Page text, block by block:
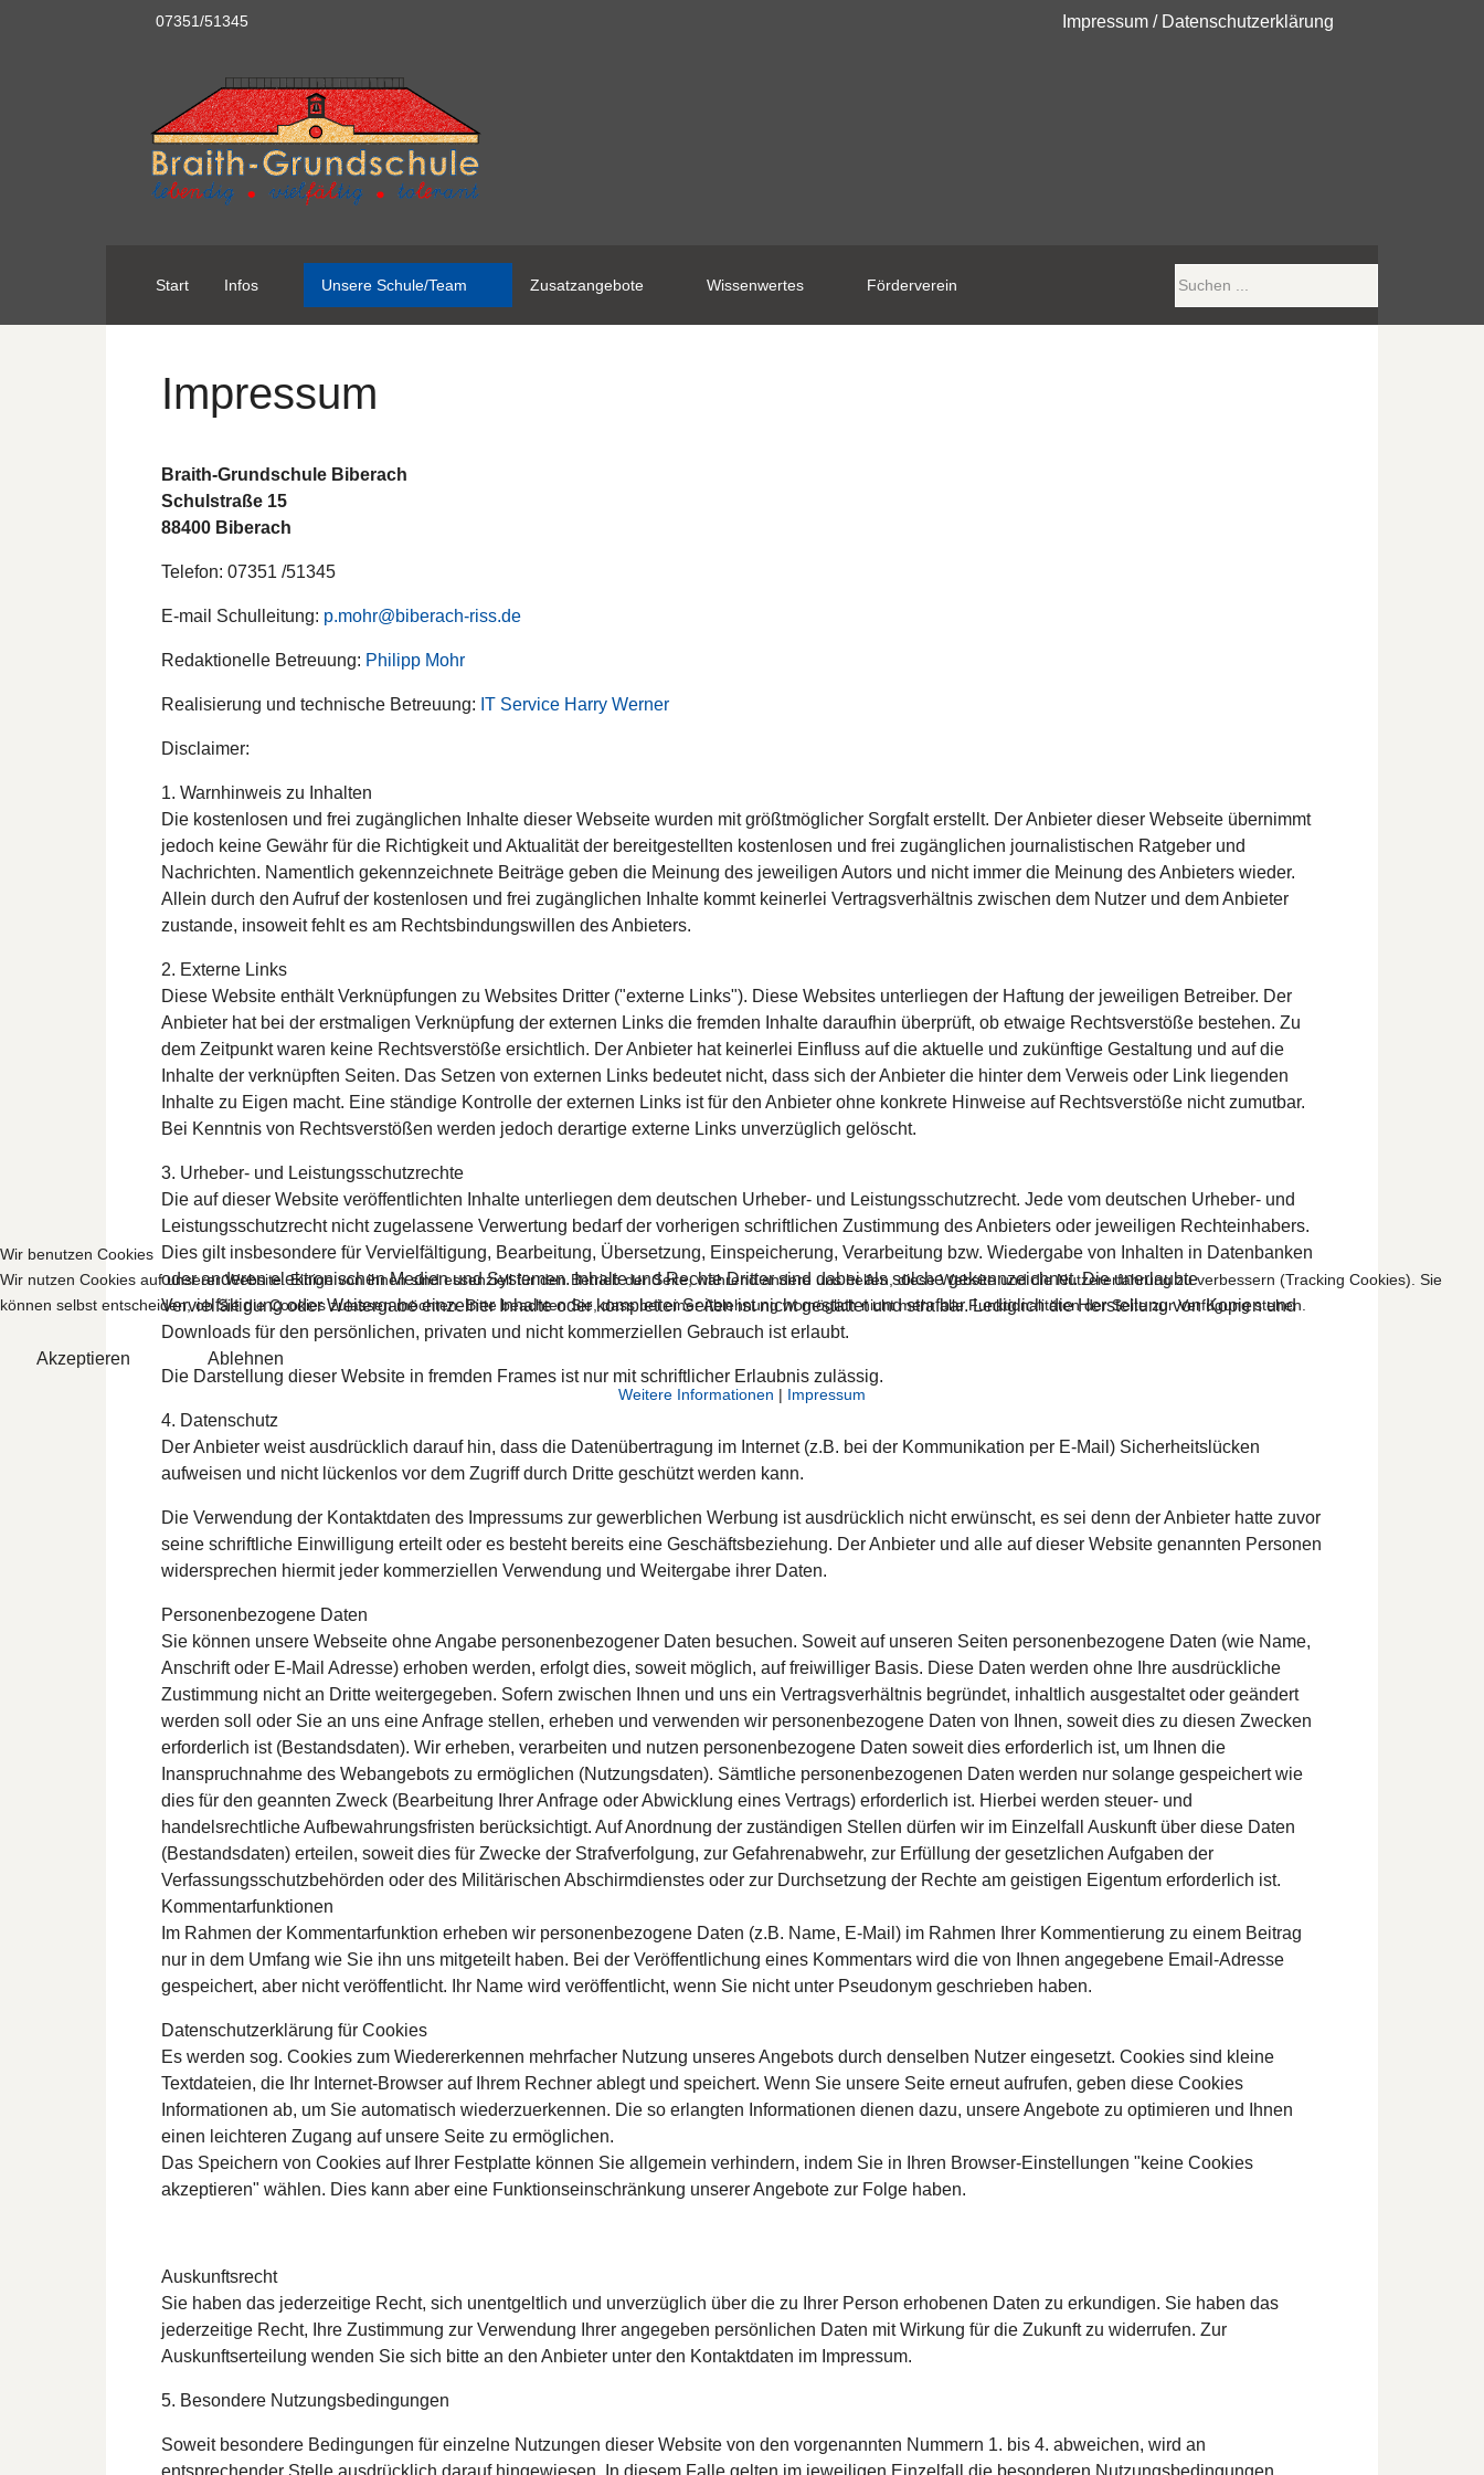
07351/51345 Impressum/ Datenschutzerklärung
Start Infos Unsere Schule/Team Zusatzangebote Wissenwertes Förderverein
Impressum
Braith-Grundschule Biberach
Schulstraße 15
88400 Biberach
Telefon: 07351 /51345
E-mail Schulleitung: p.mohr@biberach-riss.de
Redaktionelle Betreuung: Philipp Mohr
Realisierung und technische Betreuung: IT Service Harry Werner
Disclaimer:
1. Warnhinweis zu Inhalten
Die kostenlosen und frei zugänglichen Inhalte dieser Webseite wurden mit größtmöglicher Sorgfalt erstellt. Der Anbieter dieser Webseite übernimmt
jedoch keine Gewähr für die Richtigkeit und Aktualität der bereitgestellten kostenlosen und frei zugänglichen journalistischen Ratgeber und
Nachrichten. Namentlich gekennzeichnete Beiträge geben die Meinung des jeweiligen Autors und nicht immer die Meinung des Anbieters wieder.
Allein durch den Aufruf der kostenlosen und frei zugänglichen Inhalte kommt keinerlei Vertragsverhältnis zwischen dem Nutzer und dem Anbieter
zustande, insoweit fehlt es am Rechtsbindungswillen des Anbieters.
2. Externe Links
Diese Website enthält Verknüpfungen zu Websites Dritter ("externe Links"). Diese Websites unterliegen der Haftung der jeweiligen Betreiber. Der
Anbieter hat bei der erstmaligen Verknüpfung der externen Links die fremden Inhalte daraufhin überprüft, ob etwaige Rechtsverstöße bestehen. Zu
dem Zeitpunkt waren keine Rechtsverstöße ersichtlich. Der Anbieter hat keinerlei Einfluss auf die aktuelle und zukünftige Gestaltung und auf die
Inhalte der verknüpften Seiten. Das Setzen von externen Links bedeutet nicht, dass sich der Anbieter die hinter dem Verweis oder Link liegenden
Inhalte zu Eigen macht. Eine ständige Kontrolle der externen Links ist für den Anbieter ohne konkrete Hinweise auf Rechtsverstöße nicht zumutbar.
Bei Kenntnis von Rechtsverstößen werden jedoch derartige externe Links unverzüglich gelöscht.
3. Urheber- und Leistungsschutzrechte
Die auf dieser Website veröffentlichten Inhalte unterliegen dem deutschen Urheber- und Leistungsschutzrecht. Jede vom deutschen Urheber- und
Leistungsschutzrecht nicht zugelassene Verwertung bedarf der vorherigen schriftlichen Zustimmung des Anbieters oder jeweiligen Rechteinhabers.
Dies gilt insbesondere für Vervielfältigung, Bearbeitung, Übersetzung, Einspeicherung, Verarbeitung bzw. Wiedergabe von Inhalten in Datenbanken
oder anderen elektronischen Medien und Systemen. Inhalte und Rechte Dritter sind dabei als solche gekennzeichnet. Die unerlaubte
Vervielfältigung oder Weitergabe einzelner Inhalte oder kompletter Seiten ist nicht gestattet und strafbar. Lediglich die Herstellung von Kopien und
Downloads für den persönlichen, privaten und nicht kommerziellen Gebrauch ist erlaubt.
Die Darstellung dieser Website in fremden Frames ist nur mit schriftlicher Erlaubnis zulässig.
4. Datenschutz
Der Anbieter weist ausdrücklich darauf hin, dass die Datenübertragung im Internet (z.B. bei der Kommunikation per E-Mail) Sicherheitslücken
aufweisen und nicht lückenlos vor dem Zugriff durch Dritte geschützt werden kann.
Die Verwendung der Kontaktdaten des Impressums zur gewerblichen Werbung ist ausdrücklich nicht erwünscht, es sei denn der Anbieter hatte zuvor
seine schriftliche Einwilligung erteilt oder es besteht bereits eine Geschäftsbeziehung. Der Anbieter und alle auf dieser Website genannten Personen
widersprechen hiermit jeder kommerziellen Verwendung und Weitergabe ihrer Daten.
Personenbezogene Daten
Sie können unsere Webseite ohne Angabe personenbezogener Daten besuchen. Soweit auf unseren Seiten personenbezogene Daten (wie Name,
Anschrift oder E-Mail Adresse) erhoben werden, erfolgt dies, soweit möglich, auf freiwilliger Basis. Diese Daten werden ohne Ihre ausdrückliche
Zustimmung nicht an Dritte weitergegeben. Sofern zwischen Ihnen und uns ein Vertragsverhältnis begründet, inhaltlich ausgestaltet oder geändert
werden soll oder Sie an uns eine Anfrage stellen, erheben und verwenden wir personenbezogene Daten von Ihnen, soweit dies zu diesen Zwecken
erforderlich ist (Bestandsdaten). Wir erheben, verarbeiten und nutzen personenbezogene Daten soweit dies erforderlich ist, um Ihnen die
Inanspruchnahme des Webangebots zu ermöglichen (Nutzungsdaten). Sämtliche personenbezogenen Daten werden nur solange gespeichert wie
dies für den geannten Zweck (Bearbeitung Ihrer Anfrage oder Abwicklung eines Vertrags) erforderlich ist. Hierbei werden steuer- und
handelsrechtliche Aufbewahrungsfristen berücksichtigt. Auf Anordnung der zuständigen Stellen dürfen wir im Einzelfall Auskunft über diese Daten
(Bestandsdaten) erteilen, soweit dies für Zwecke der Strafverfolgung, zur Gefahrenabwehr, zur Erfüllung der gesetzlichen Aufgaben der
Verfassungsschutzbehörden oder des Militärischen Abschirmdienstes oder zur Durchsetzung der Rechte am geistigen Eigentum erforderlich ist.
Kommentarfunktionen
Im Rahmen der Kommentarfunktion erheben wir personenbezogene Daten (z.B. Name, E-Mail) im Rahmen Ihrer Kommentierung zu einem Beitrag
nur in dem Umfang wie Sie ihn uns mitgeteilt haben. Bei der Veröffentlichung eines Kommentars wird die von Ihnen angegebene Email-Adresse
gespeichert, aber nicht veröffentlicht. Ihr Name wird veröffentlicht, wenn Sie nicht unter Pseudonym geschrieben haben.
Datenschutzerklärung für Cookies
Es werden sog. Cookies zum Wiedererkennen mehrfacher Nutzung unseres Angebots durch denselben Nutzer eingesetzt. Cookies sind kleine
Textdateien, die Ihr Internet-Browser auf Ihrem Rechner ablegt und speichert. Wenn Sie unsere Seite erneut aufrufen, geben diese Cookies
Informationen ab, um Sie automatisch wiederzuerkennen. Die so erlangten Informationen dienen dazu, unsere Angebote zu optimieren und Ihnen
einen leichteren Zugang auf unsere Seite zu ermöglichen.
Das Speichern von Cookies auf Ihrer Festplatte können Sie allgemein verhindern, indem Sie in Ihren Browser-Einstellungen "keine Cookies
akzeptieren" wählen. Dies kann aber eine Funktionseinschränkung unserer Angebote zur Folge haben.
Auskunftsrecht
Sie haben das jederzeitige Recht, sich unentgeltlich und unverzüglich über die zu Ihrer Person erhobenen Daten zu erkundigen. Sie haben das
jederzeitige Recht, Ihre Zustimmung zur Verwendung Ihrer angegeben persönlichen Daten mit Wirkung für die Zukunft zu widerrufen. Zur
Auskunftserteilung wenden Sie sich bitte an den Anbieter unter den Kontaktdaten im Impressum.
5. Besondere Nutzungsbedingungen
Soweit besondere Bedingungen für einzelne Nutzungen dieser Website von den vorgenannten Nummern 1. bis 4. abweichen, wird an
entsprechender Stelle ausdrücklich darauf hingewiesen. In diesem Falle gelten im jeweiligen Einzelfall die besonderen Nutzungsbedingungen.
Wir benutzen Cookies
Wir nutzen Cookies auf unserer Website. Einige von ihnen sind essenziell für den Betrieb der Seite, während andere uns helfen, diese Website und die Nutzererfahrung zu verbessern (Tracking Cookies). Sie
können selbst entscheiden, ob Sie die Cookies zulassen möchten. Bitte beachten Sie, dass bei einer Ablehnung womöglich nicht mehr alle Funktionalitäten der Seite zur Verfügung stehen.
Akzeptieren Ablehnen
Weitere Informationen | Impressum